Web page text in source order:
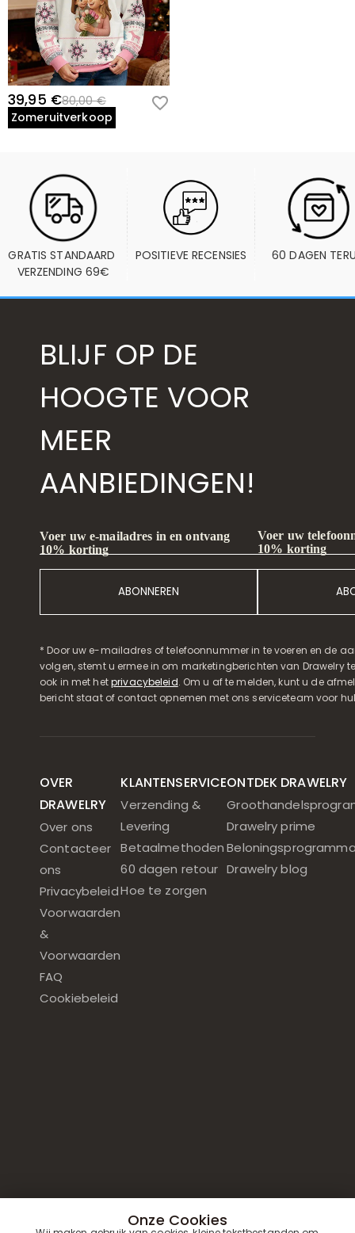
39,95 €80,00 €
Zomeruitverkoop
GRATIS STANDAARD
VERZENDING 69€
POSITIEVE RECENSIES 60 DAGEN
BLIJF OP DE
HOOGTE VOOR
MEER
AANBIEDINGEN!
Voer uw e-mailadres in en ontvang
10% korting
ABONNEREN
Voer uw
10% korting
* Door uw e-mailadres of telefoonnummer in te voeren en de
volgen, stemt u ermee in om marketingberichten van Drawelry
ook in met hetprivacybeleid. Om u af te melden, kunt u de
bericht staat of contact opnemen met ons serviceteam voor
OVER
DRAWELRY
Over ons
Contacteer
ons
Privacybeleid
Voorwaarden
&
Voorwaarden
FAQ
Cookiebeleid
KLANTENSERVICE
Verzending &
Levering
Betaalmethoden
60 dagen retour
Hoe te zorgen
ONTDEK DRAWELRY
Drawelry prime
Drawelry blog
Onze Cookies